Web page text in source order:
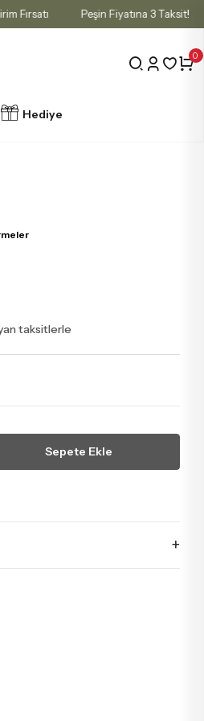
İndirim Fırsatı Peşin Fiyatına 3
0
Hediye
taksitlerle
Sepete Ekle
+